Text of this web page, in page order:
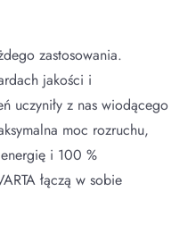
zastosowania.
jakości i
uczyniły z nas wiodącego
moc rozruchu,
i 100 %
łączą w sobie